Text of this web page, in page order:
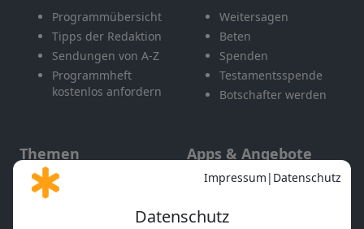
Programmübersicht
Tipps der Redaktion
Sendungen von A-Z
Programmheft
kostenlos anfordern
Weitersagen
Beten
Spenden
Testamentsspende
Botschafter werden
Themen
Gott und Bibel erklärt
Apps & Angebote
Mobile App